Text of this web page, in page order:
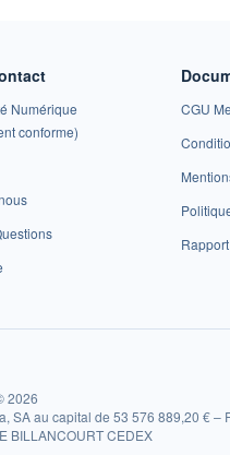
Numérique
conforme)
CGU
2026
SA au capital de 53 576 889,20 €
BILLANCOURT CEDEX